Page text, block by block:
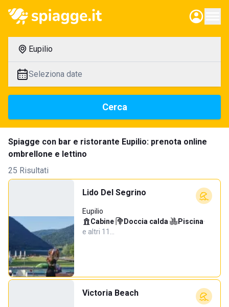
Eupilio
Seleziona date
Cerca
Spiagge con bar e ristorante Eupilio: prenota online
ombrellone e lettino
25 Risultati
Lido Del Segrino
Eupilio
Cabine· Doccia calda· Piscina·
e altri 11…
Victoria Beach